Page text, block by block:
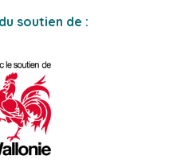
soutien de :